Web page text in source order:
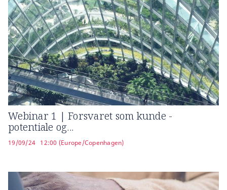
Webinar 1 | Forsvaret som kunde -
potentiale og...
19/09/24 12:00 (Europe/Copenhagen)